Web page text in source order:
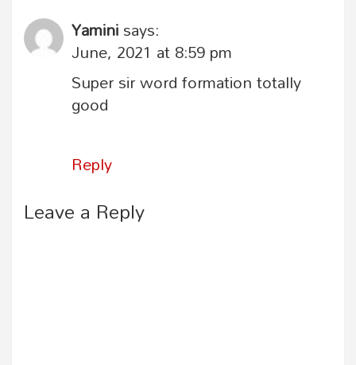
Yaminisays:
June, 2021 at 8:59 pm
Super sir word formation totally
good
Reply
Leave a Reply